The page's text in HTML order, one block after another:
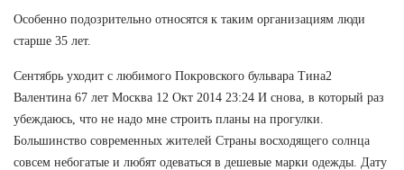
Особенно подозрительно относятся к таким организациям люди
старше 35 лет.
Сентябрь уходит с любимого Покровского бульвара Тина2
Валентина 67 лет Москва 12 Окт 2014 23:24 И снова, в который раз
убеждаюсь, что не надо мне строить планы на прогулки.
Большинство современных жителей Страны восходящего солнца
совсем небогатые и любят одеваться в дешевые марки одежды. Дату